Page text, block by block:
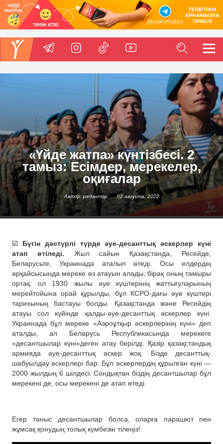
«Үйде жатпа» күнтізбесі. 2
тамыз: Есімдер, мерекелер,
оқиғалар
Автор: редактор 02 августа, 2022
☑️ Бүгін дәстүрлі түрде әуе-десанттық әскерлер күні
атап өтіледі. Жыл сайын Қазақстанда, Ресейде,
Беларусьте, Украинада аталып өтеді. Осы елдердің
әрқайсысында мереке өз атауын алады, бірақ оның тамыры
ортақ: ол 1930 жылы әуе күштерінің жаттығуларының
мерейтойына орай құрылды, бұл КСРО-дағы әуе күштері
тарихының бастауы болды. Қазақстанда және Ресейдің
атауы сол күйінде қалды-әуе-десанттық әскерлер күні.
Украинада бұл мереке «Аэроұтқыр әскерлерінің күні» деп
аталды, ал Беларусь Республикасында мерекеге
«десантшылар күні»деген атау берілді. Қазір қазақстандық
армияда әуе-десанттық әскер жоқ. Бізде десанттық-
шабуылдау әскерлері бар. Бұл әскерлердің құрылған күні —
2000 жылдың 6 шілдесі. Сондықтан біздің десантшылар бұл
мерекені де, осы мерекені де атап өтеді.
Егер таныс десантшылар болса, оларға парашют пен
жұмсақ қонудың толық күмбезін тілеңіз!